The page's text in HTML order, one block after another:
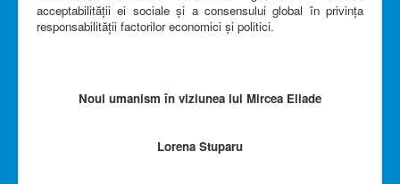
acceptabilității ei sociale și a consensului global în privința
responsabilității factorilor economici și politici.
Noul umanism în viziunea lui Mircea Eliade
Lorena Stuparu